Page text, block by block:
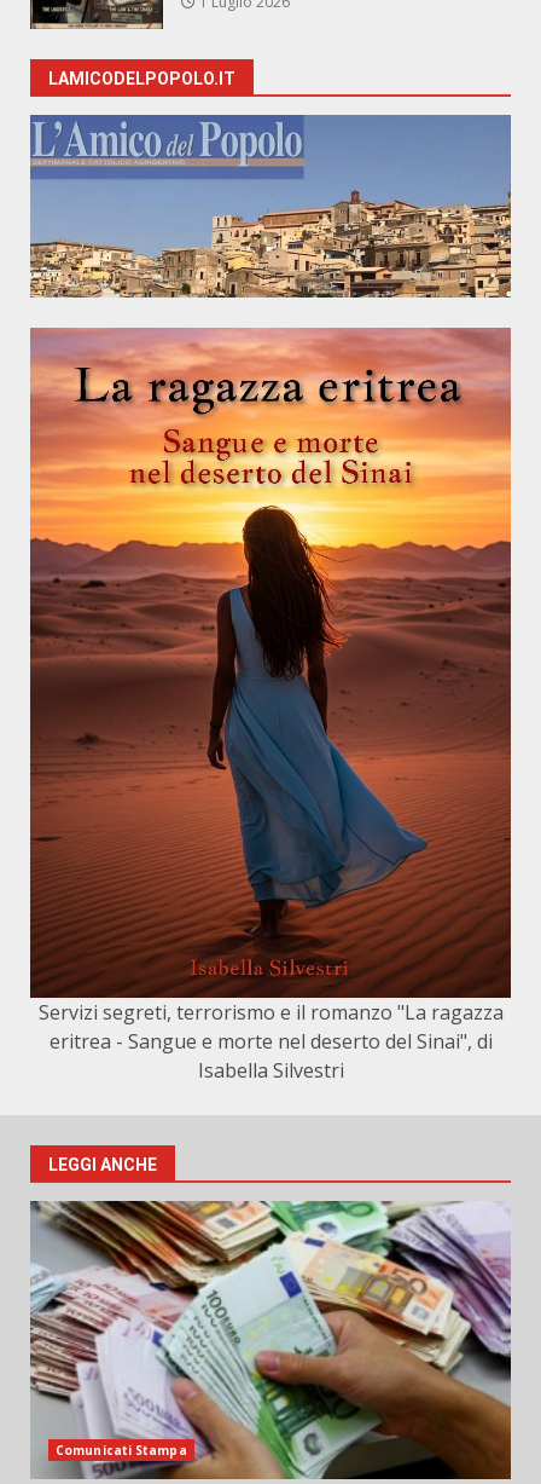
LAMICODELPOPOLO.IT
Servizi segreti, terrorismo e il romanzo "La ragazza
eritrea - Sangue e morte nel deserto del Sinai", di
Isabella Silvestri
LEGGI ANCHE
Comunicati Stampa